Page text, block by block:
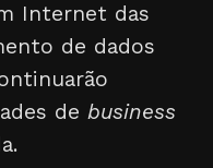
Internet das
de dados
debusiness